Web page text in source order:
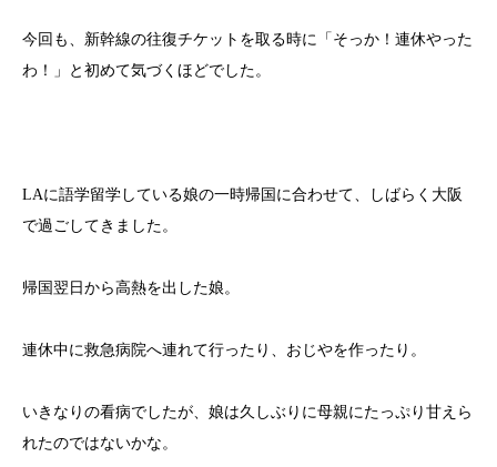
今回も、新幹線の往復チケットを取る時に「そっか！連休やった
わ！」と初めて気づくほどでした。
LAに語学留学している娘の一時帰国に合わせて、しばらく大阪
で過ごしてきました。
帰国翌日から高熱を出した娘。
連休中に救急病院へ連れて行ったり、おじやを作ったり。
いきなりの看病でしたが、娘は久しぶりに母親にたっぷり甘えら
れたのではないかな。